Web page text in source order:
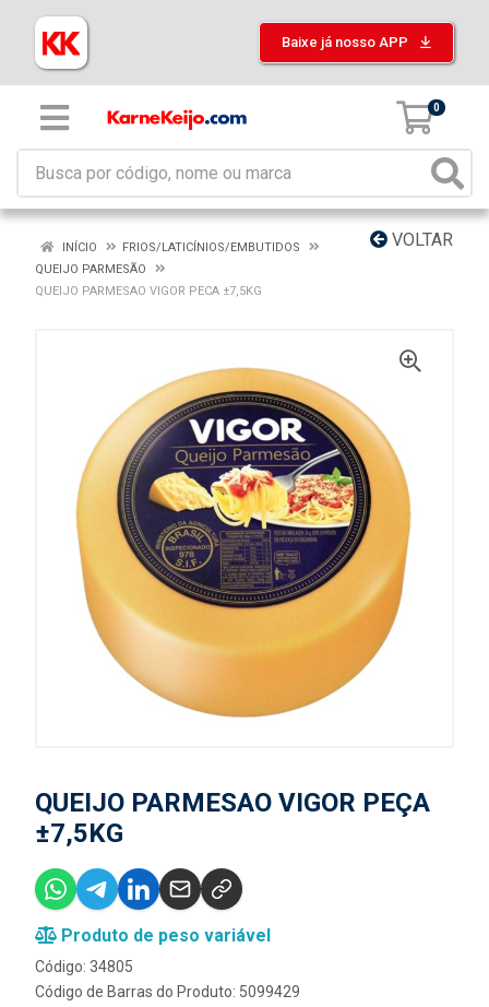
Baixe já nosso APP
0
VOLTAR
INÍCIO
FRIOS/LATICÍNIOS/EMBUTIDOS
QUEIJO PARMESÃO
QUEIJO PARMESAO VIGOR PECA ±7,5KG
QUEIJO PARMESAO VIGOR PEÇA
±7,5KG
Produto de peso variável
Código: 34805
Código de Barras do Produto: 5099429